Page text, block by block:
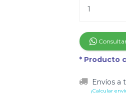
* Producto
Envíos a
¡Calcular